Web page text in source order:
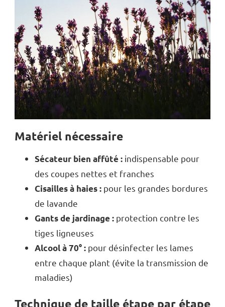
Matériel nécessaire
Sécateur bien affûté : indispensable pour
des coupes nettes et franches
Cisailles à haies : pour les grandes bordures
de lavande
Gants de jardinage : protection contre les
tiges ligneuses
Alcool à 70° : pour désinfecter les lames
entre chaque plant (évite la transmission de
maladies)
Technique de taille étape par étape